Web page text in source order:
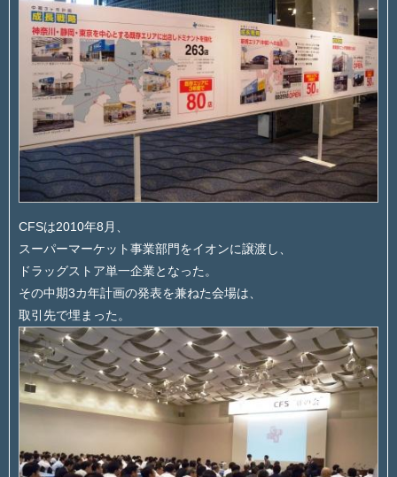
CFSは2010年8月、
スーパーマーケット事業部門をイオンに譲渡し、
ドラッグストア単一企業となった。
その中期3カ年計画の発表を兼ねた会場は、
取引先で埋まった。